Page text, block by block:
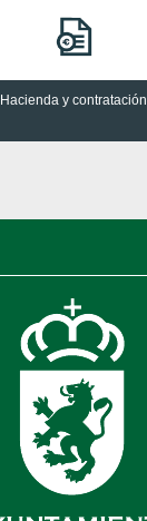
Hacienda y contratación